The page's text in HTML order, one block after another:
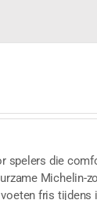
spelers die
Michelin-
fris